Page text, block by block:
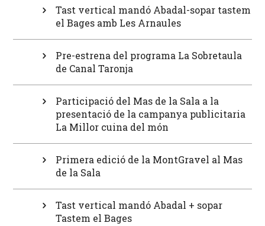
Tast vertical mandó Abadal-sopar tastem
el Bages amb Les Arnaules
Pre-estrena del programa La Sobretaula
de Canal Taronja
Participació del Mas de la Sala a la
presentació de la campanya publicitaria
La Millor cuina del món
Primera edició de la MontGravel al Mas
de la Sala
Tast vertical mandó Abadal + sopar
Tastem el Bages